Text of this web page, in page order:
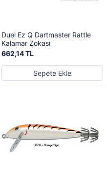
Duel Ez Q Dartmaster Rattle
Kalamar Zokası
662,14 TL
Sepete Ekle